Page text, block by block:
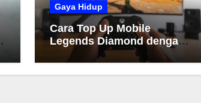
Gaya Hidup
Cara Top Up Mobile
Legends Diamond dengan
Mudah dan Cepat